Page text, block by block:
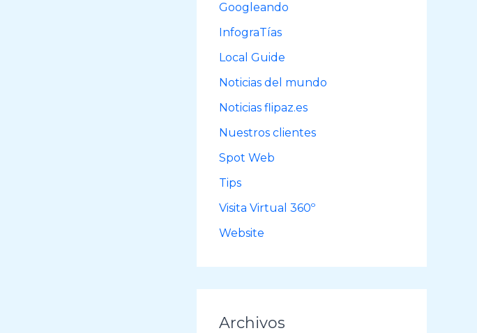
Googleando
InfograTías
Local Guide
Noticias del mundo
Noticias flipaz.es
Nuestros clientes
Spot Web
Tips
Visita Virtual 360º
Website
Archivos